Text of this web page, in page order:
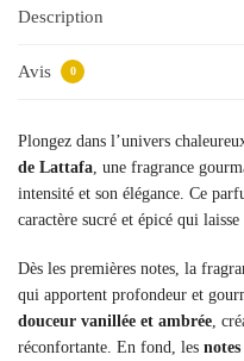
Description
Avis 0
Plongez dans l’univers
de Lattafa , une fragrance
intensité et son élégance. Ce
caractère sucré et épicé qui
Dès les premières notes, la
qui apportent profondeur et
douceur vanillée et ambrée,
réconfortante. En fond, les notes